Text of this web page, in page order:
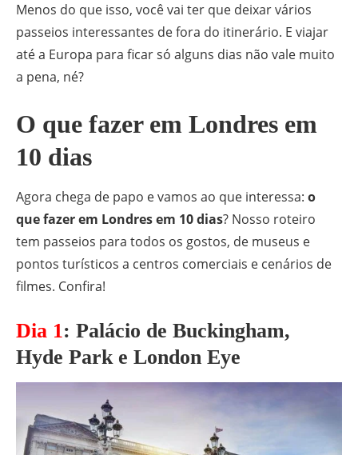
Menos do que isso, você vai ter que deixar vários
passeios interessantes de fora do itinerário. E viajar
até a Europa para ficar só alguns dias não vale muito
a pena, né?
O que fazer em Londres em
10 dias
Agora chega de papo e vamos ao que interessa: o
que fazer em Londres em 10 dias? Nosso roteiro
tem passeios para todos os gostos, de museus e
pontos turísticos a centros comerciais e cenários de
filmes. Confira!
Dia 1: Palácio de Buckingham,
Hyde Park e London Eye